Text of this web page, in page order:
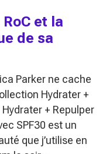
et la
de sa
Parker ne cache
Hydrater +
+ Repulper
SPF30 est un
que j’utilise en